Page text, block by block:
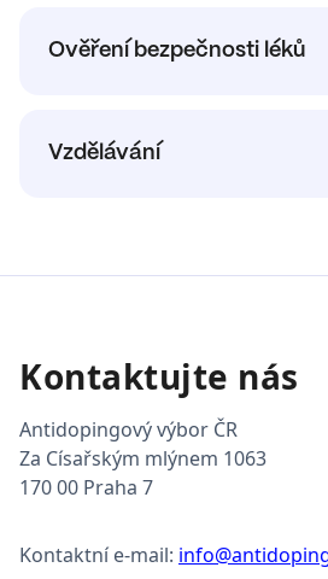
Ověření bezpečnosti léků
Vzdělávání
Kontaktujte nás
Antidopingový výbor ČR
Za Císařským mlýnem 1063
170 00 Praha 7
Kontaktní e-mail: